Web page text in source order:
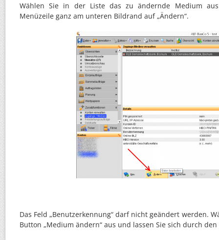
Wählen Sie in der Liste das zu ändernde Medium
Menüzeile ganz am unteren Bildrand auf „Ändern“.
Das Feld „Benutzerkennung“ darf nicht geändert werden.
Button „Medium ändern“ aus und lassen Sie sich durch